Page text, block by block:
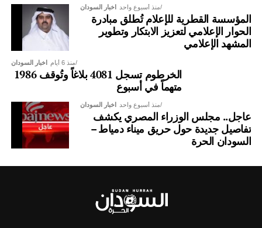
اخبار السودان منذ أسبوع واحد
المؤسسة القطرية للإعلام تُطلق مبادرة
الحوار الإعلامي لتعزيز الابتكار وتطوير
المشهد الإعلامي
اخبار السودان منذ 6 أيام
الخرطوم تسجل 4081 بلاغاً وتُوقف 1986
متهماً في أسبوع
اخبار السودان منذ أسبوع واحد
عاجل.. مجلس الوزراء المصري يكشف
تفاصيل جديدة حول حريق ميناء دمياط –
السودان الحرة